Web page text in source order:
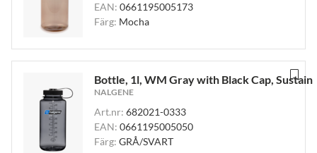
EAN: 0661195005173
Färg: Mocha
Bottle, 1l, WM Gray with Black Cap, Sustain
NALGENE
Art.nr: 682021-0333
EAN: 0661195005050
Färg: GRÅ/SVART